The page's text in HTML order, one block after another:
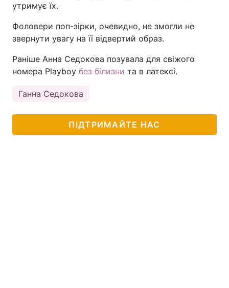
утримує їх.
Фоловери поп-зірки, очевидно, не змогли не
звернути увагу на її відвертий образ.
Раніше Анна Седокова позувала для свіжого
номера Playboy без білизни та в латексі.
Ганна Седокова
ПІДТРИМАЙТЕ НАС